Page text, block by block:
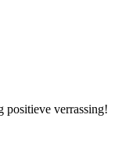
positieve verrassing!